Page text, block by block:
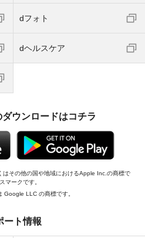
dフォト
dヘルスケア
ウンロードはコチラ
その他の国や地域におけるApple Inc.の商標で
マークです。
LLC の商標です。
ート情報